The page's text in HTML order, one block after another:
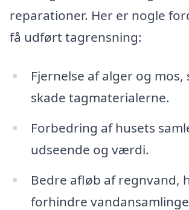
reparationer. Her er nogle
få udført tagrensning:
Fjernelse af alger og mos,
skade tagmaterialerne.
Forbedring af husets
udseende og værdi.
Bedre afløb af regnvand,
forhindre